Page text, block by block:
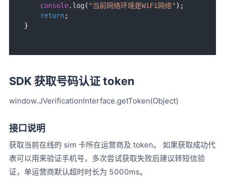
console. log ( "当前网络环境是WiFi网络" );
return;
SDK 获取号码认证 token
window.JVerificationInterface.getToken(Object)
接口说明
获取当前在线的 sim 卡所在运营商及 token。 如果获取成功代
表可以用来验证手机号，多次尝试获取失败后建议转短信验
证，单运营商默认超时时长为 5000ms。